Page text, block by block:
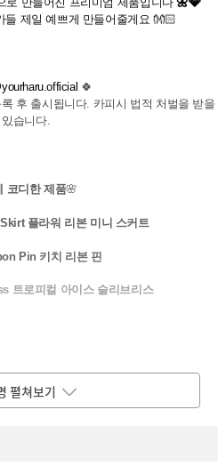
들 제일 예쁘게 만들어줄게요 👐🏻
🍀
후 출시됩니다. 카피시 법적 처벌을 받을
있습니다.
코디한 제품🌸
플라워 리본 미니 스커트
Pin 키치 리본 핀
트로피컬 아이스 슬리브리스
💜
펼쳐보기